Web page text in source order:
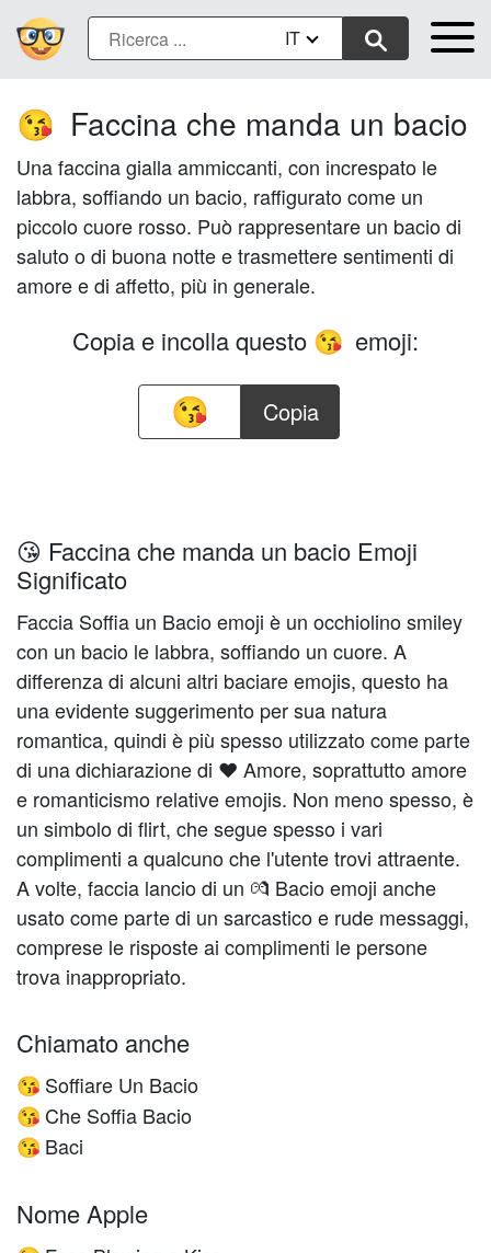
IT
😘 Faccina che manda un bacio
Una faccina gialla ammiccanti, con increspato le
labbra, soffiando un bacio, raffigurato come un
piccolo cuore rosso. Può rappresentare un bacio di
saluto o di buona notte e trasmettere sentimenti di
amore e di affetto, più in generale.
Copia e incolla questo 😘 emoji:
Copia
😘 Faccina che manda un bacio Emoji
Significato
Faccia Soffia un Bacio emoji è un occhiolino smiley
con un bacio le labbra, soffiando un cuore. A
differenza di alcuni altri baciare emojis, questo ha
una evidente suggerimento per sua natura
romantica, quindi è più spesso utilizzato come parte
di una dichiarazione di ❤️️ Amore, soprattutto amore
e romanticismo relative emojis. Non meno spesso, è
un simbolo di flirt, che segue spesso i vari
complimenti a qualcuno che l'utente trovi attraente.
A volte, faccia lancio di un 💏 Bacio emoji anche
usato come parte di un sarcastico e rude messaggi,
comprese le risposte ai complimenti le persone
trova inappropriato.
Chiamato anche
😘 Soffiare Un Bacio
😘 Che Soffia Bacio
😘 Baci
Nome Apple